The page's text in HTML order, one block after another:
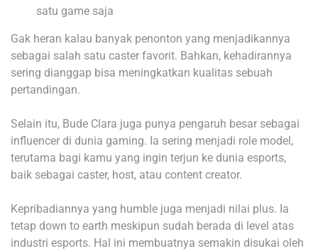
satu game saja
Gak heran kalau banyak penonton yang menjadikannya
sebagai salah satu caster favorit. Bahkan, kehadirannya
sering dianggap bisa meningkatkan kualitas sebuah
pertandingan.
Selain itu, Bude Clara juga punya pengaruh besar sebagai
influencer di dunia gaming. Ia sering menjadi role model,
terutama bagi kamu yang ingin terjun ke dunia esports,
baik sebagai caster, host, atau content creator.
Kepribadiannya yang humble juga menjadi nilai plus. Ia
tetap down to earth meskipun sudah berada di level atas
industri esports. Hal ini membuatnya semakin disukai oleh